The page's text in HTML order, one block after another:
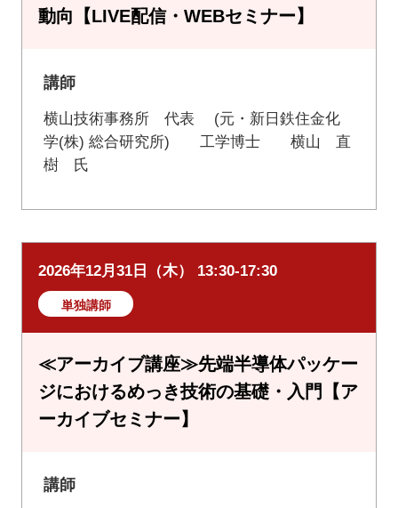
動向【LIVE配信・WEBセミナー】
講師
横山技術事務所 代表 (元・新日鉄住金化
学(株) 総合研究所) 工学博士 横山 直
樹 氏
2026年12月31日（木） 13:30-17:30
単独講師
≪アーカイブ講座≫先端半導体パッケー
ジにおけるめっき技術の基礎・入門【ア
ーカイブセミナー】
講師